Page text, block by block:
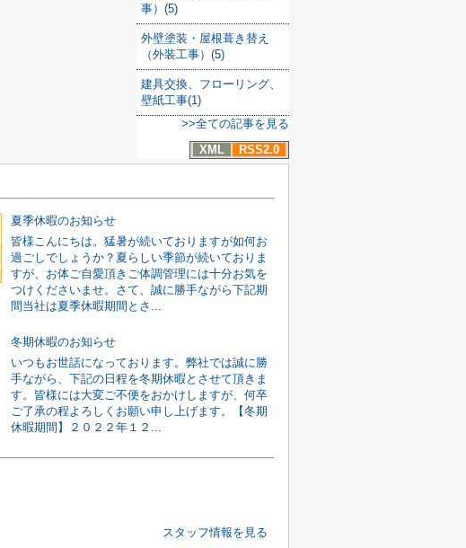
事）(5)
外壁塗装・屋根葺き替え
（外装工事）(5)
建具交換、フローリング、
壁紙工事(1)
>>全ての記事を見る
XML
RSS2.0
夏季休暇のお知らせ
皆様こんにちは。猛暑が続いておりますが如何お
過ごしでしょうか？夏らしい季節が続いておりま
すが、お体ご自愛頂きご体調管理には十分お気を
つけくださいませ。さて、誠に勝手ながら下記期
間当社は夏季休暇期間とさ...
冬期休暇のお知らせ
いつもお世話になっております。弊社では誠に勝
手ながら、下記の日程を冬期休暇とさせて頂きま
す。皆様には大変ご不便をおかけしますが、何卒
ご了承の程よろしくお願い申し上げます。【冬期
休暇期間】２０２２年１２...
スタッフ情報を見る